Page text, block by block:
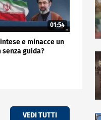
01:54
e minacce un
senza guida?
VEDI TUTTI